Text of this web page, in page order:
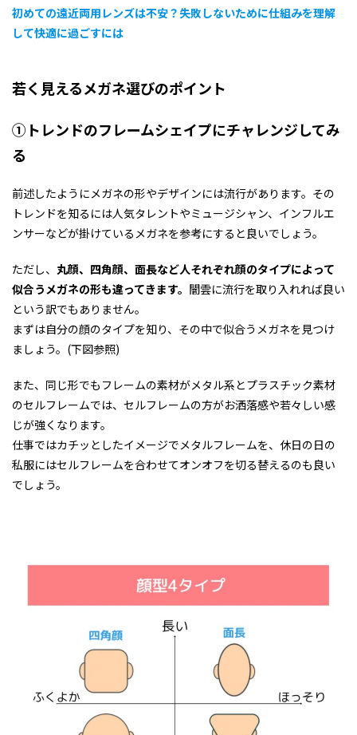
初めての遠近両用レンズは不安？失敗しないために仕組みを理解
して快適に過ごすには
若く見えるメガネ選びのポイント
①トレンドのフレームシェイプにチャレンジしてみ
る
前述したようにメガネの形やデザインには流行があります。その
トレンドを知るには人気タレントやミュージシャン、インフルエ
ンサーなどが掛けているメガネを参考にすると良いでしょう。
ただし、 丸顔、四角顔、面長など人それぞれ顔のタイプによって
似合うメガネの形も違ってきます。 闇雲に流行を取り入れれば良い
という訳でもありません。
まずは自分の顔のタイプを知り、その中で似合うメガネを見つけ
ましょう。(下図参照)
また、同じ形でもフレームの素材がメタル系とプラスチック素材
のセルフレームでは、セルフレームの方がお洒落感や若々しい感
じが強くなります。
仕事ではカチッとしたイメージでメタルフレームを、休日の日の
私服にはセルフレームを合わせてオンオフを切る替えるのも良い
でしょう。